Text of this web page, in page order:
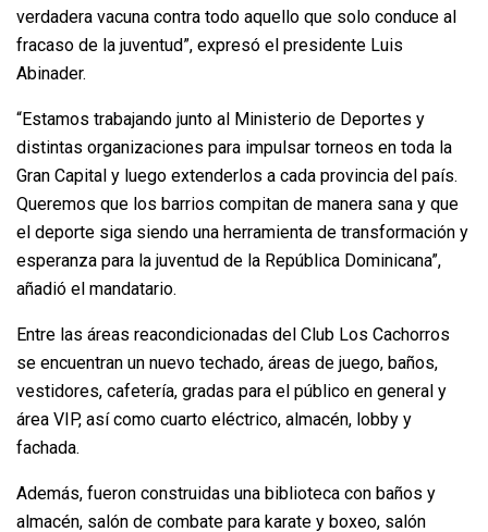
verdadera vacuna contra todo aquello que solo conduce al
fracaso de la juventud”, expresó el presidente Luis
Abinader.
“Estamos trabajando junto al Ministerio de Deportes y
distintas organizaciones para impulsar torneos en toda la
Gran Capital y luego extenderlos a cada provincia del país.
Queremos que los barrios compitan de manera sana y que
el deporte siga siendo una herramienta de transformación y
esperanza para la juventud de la República Dominicana”,
añadió el mandatario.
Entre las áreas reacondicionadas del Club Los Cachorros
se encuentran un nuevo techado, áreas de juego, baños,
vestidores, cafetería, gradas para el público en general y
área VIP, así como cuarto eléctrico, almacén, lobby y
fachada.
Además, fueron construidas una biblioteca con baños y
almacén, salón de combate para karate y boxeo, salón